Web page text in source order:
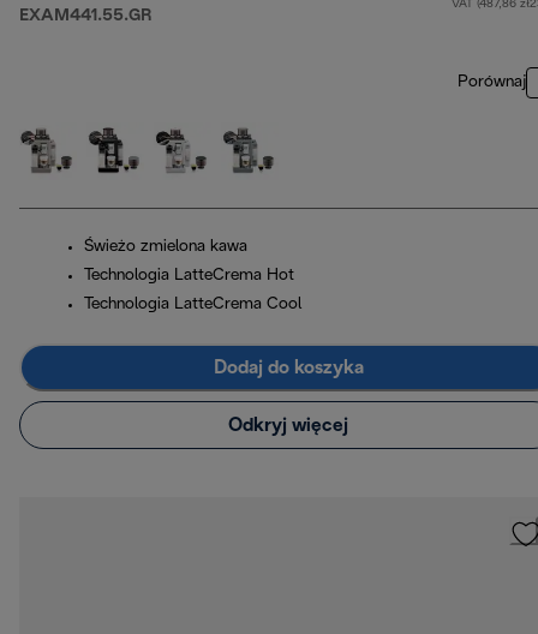
EXAM441.55.GR
VAT (487,86
Porównaj
Świeżo zmielona kawa
Technologia LatteCrema Hot
Technologia LatteCrema Cool
Dodaj do koszyka
Odkryj więcej